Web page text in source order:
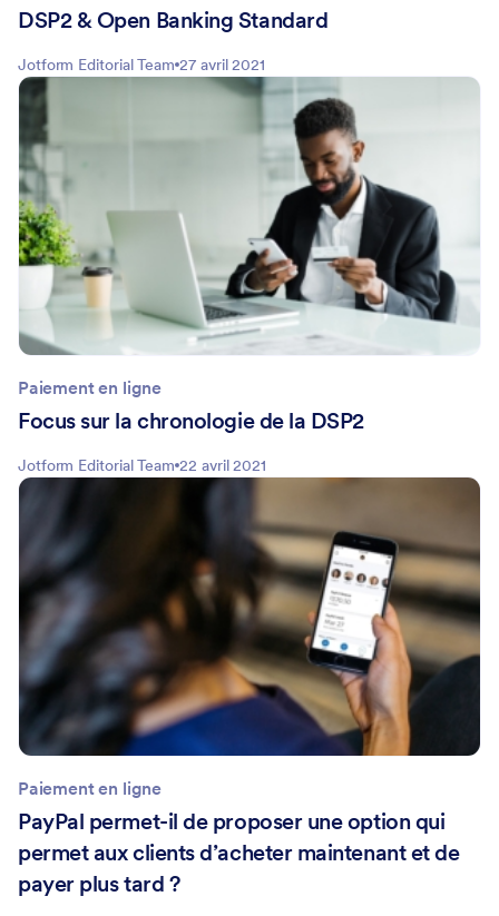
DSP2 & Open Banking Standard
Jotform Editorial Team 27 avril 2021
Paiement en ligne
Focus sur la chronologie de la DSP2
Jotform Editorial Team 22 avril 2021
Paiement en ligne
PayPal permet-il de proposer une option qui
permet aux clients d’acheter maintenant et de
payer plus tard ?